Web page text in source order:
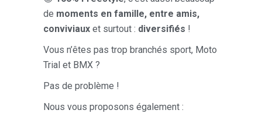
de moments en famille, entre amis,
conviviaux et surtout : diversifiés !
Vous n’êtes pas trop branchés sport, Moto
Trial et BMX ?
Pas de problème !
Nous vous proposons également :